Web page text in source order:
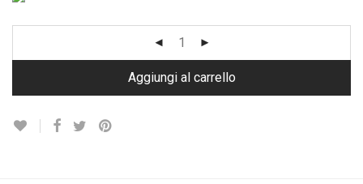
Aggiungi al carrello